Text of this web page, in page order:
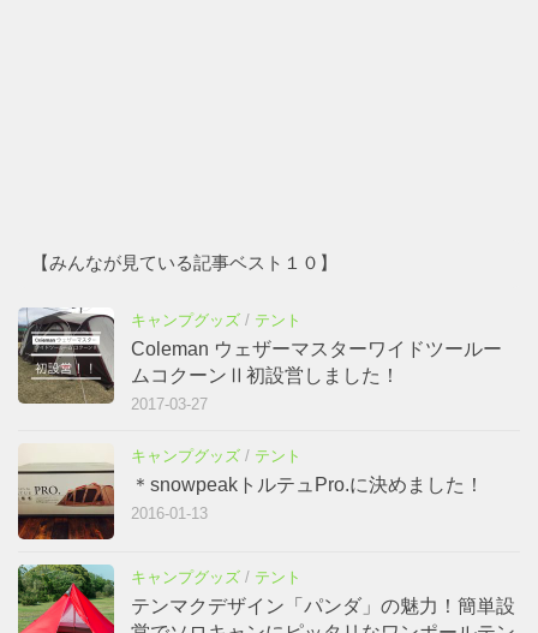
【みんなが見ている記事ベスト１０】
キャンプグッズ / テント
Coleman ウェザーマスターワイドツールー
ムコクーンⅡ初設営しました！
2017-03-27
キャンプグッズ / テント
＊snowpeakトルテュPro.に決めました！
2016-01-13
キャンプグッズ / テント
テンマクデザイン「パンダ」の魅力！簡単設